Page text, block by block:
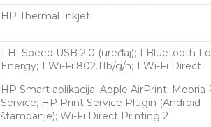
HP Thermal Inkjet
1 Hi-Speed ​​USB 2.0 (uređaj); 1 Bluetooth
Energy; 1 Wi-Fi 802.11b/g/n; 1 Wi-Fi Direct
HP Smart aplikacija; Apple AirPrint; Mopria
Service; HP Print Service Plugin (Android
štampanje); Wi-Fi Direct Printing 2